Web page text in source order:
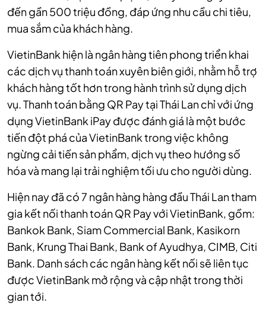
đến gần 500 triệu đồng, đáp ứng nhu cầu chi tiêu,
mua sắm của khách hàng.
VietinBank hiện là ngân hàng tiên phong triển khai
các dịch vụ thanh toán xuyên biên giới, nhằm hỗ trợ
khách hàng tốt hơn trong hành trình sử dụng dịch
vụ. Thanh toán bằng QR Pay tại Thái Lan chỉ với ứng
dụng VietinBank iPay được đánh giá là một bước
tiến đột phá của VietinBank trong việc không
ngừng cải tiến sản phẩm, dịch vụ theo hướng số
hóa và mang lại trải nghiệm tối ưu cho người dùng.
Hiện nay đã có 7 ngân hàng hàng đầu Thái Lan tham
gia kết nối thanh toán QR Pay với VietinBank, gồm:
Bankok Bank, Siam Commercial Bank, Kasikorn
Bank, Krung Thai Bank, Bank of Ayudhya, CIMB, Citi
Bank. Danh sách các ngân hàng kết nối sẽ liên tục
được VietinBank mở rộng và cập nhật trong thời
gian tới.